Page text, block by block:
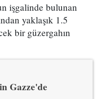
işgalinde bulunan
yaklaşık 1.5
bir güzergahın
Gazze'de